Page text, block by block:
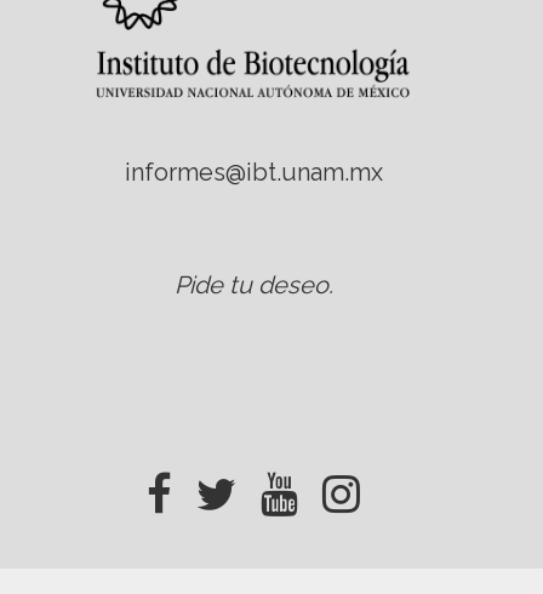
informes@ibt.unam.mx
Pide tu deseo.